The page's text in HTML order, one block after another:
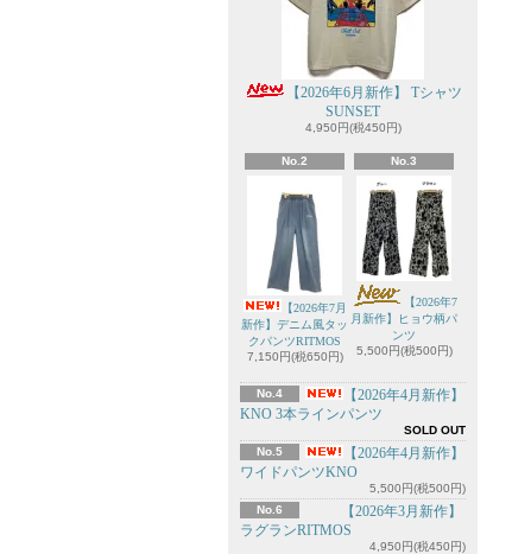
【2026年6月新作】 Tシャツ
SUNSET
4,950円(税450円)
No.2
【2026年7月
新作】デニム風タッ
クパンツRITMOS
7,150円(税650円)
No.3
【2026年7
月新作】ヒョウ柄パ
ンツ
5,500円(税500円)
No.4
【2026年4月新作】
KNO 3本ラインパンツ
SOLD OUT
No.5
【2026年4月新作】
ワイドパンツKNO
5,500円(税500円)
No.6
【2026年3月新作】
ラグランRITMOS
4,950円(税450円)